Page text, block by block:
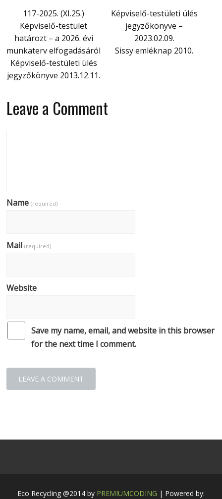
117-2025. (XI.25.)
Képviselő-testület
határozt – a 2026. évi
munkaterv elfogadásáról
Képviselő-testületi ülés
jegyzőkönyve –
2023.02.09.
Sissy emléknap 2010.
Képviselő-testületi ülés
jegyzőkönyve 2013.12.11.
Leave a Comment
Name(required)
Mail(required)
Website
Save my name, email, and website in this browser
for the next time I comment.
Eco Recycling @2014 by PREMIUMCODING | Powered by: